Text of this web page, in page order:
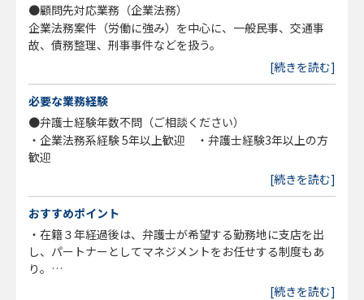
●顧問先対応業務（企業法務）
企業法務案件（労働に強み）を中心に、一般民事、交通事
故、債務整理、刑事事件などを扱う。
[続きを読む]
必要な業務経験
●弁護士経験年数不問（ご相談ください）
・企業法務系経験 5年以上歓迎 ・弁護士経験3年以上の方
歓迎
[続きを読む]
おすすめポイント
・在籍３年経過後は、弁護士が希望する勤務地に支店を出
し、パートナーとしてマネジメントをお任せする制度もあ
り。
・海外留学など、自ら目標とする弁護士に近づくための支援
[続きを読む]